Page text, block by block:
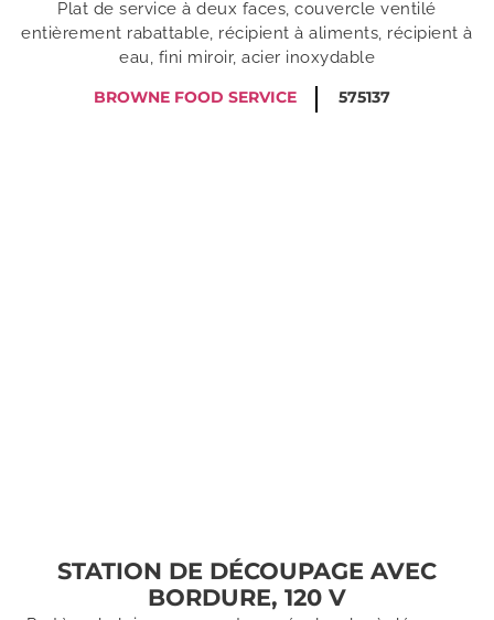
Plat de service à deux faces, couvercle ventilé
entièrement rabattable, récipient à aliments, récipient à
eau, fini miroir, acier inoxydable
BROWNE FOOD SERVICE
575137
STATION DE DÉCOUPAGE AVEC
BORDURE, 120 V